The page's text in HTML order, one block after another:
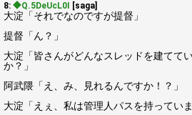
8: ◆Q.5DeUcL0I [saga]
大淀「それでなのですが提督」
提督「ん？」
大淀「皆さんがどんなスレッドを建てて
か？」
阿武隈「え、み、見れるんですか！？」
大淀「えぇ、私は管理人パスを持っていま